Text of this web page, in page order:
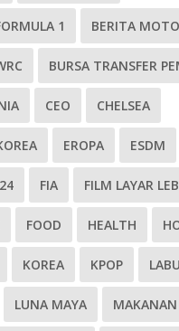
1 BERITA
BURSA TRANSFER
CEO CHELSEA
EROPA ESDM
FIA FILM LAYAR
FOOD HEALTH
KOREA KPOP
LUNA MAYA